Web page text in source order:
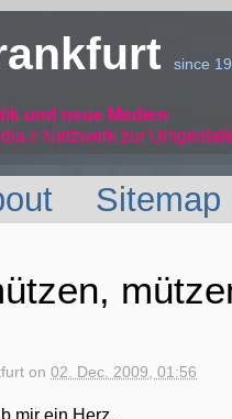
since
und neue Medien
// Netzwerk zur
Sitemap
on02. Dec. 2009, 01:56
mir ein Herz...